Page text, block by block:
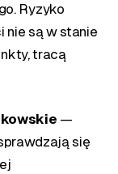
Ryzyko
nie są w stanie
tracą
—
się